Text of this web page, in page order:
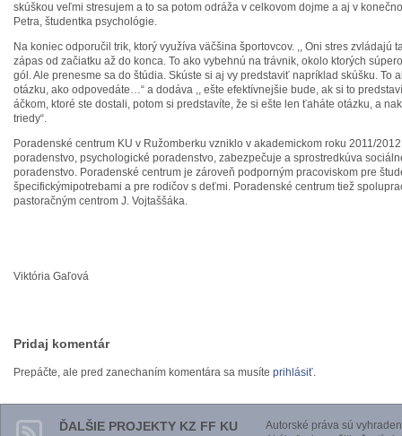
skúškou veľmi stresujem a to sa potom odráža v celkovom dojme a aj v
Petra, študentka psychológie.
Na koniec odporučil trik, ktorý využíva väčšina športovcov. ,, Oni stres zvládajú
zápas od začiatku až do konca. To ako vybehnú na trávnik, okolo ktorých
gól. Ale prenesme sa do štúdia. Skúste si aj vy predstaviť napríklad skúšku. To
otázku, ako odpovedáte…“ a dodáva ,, ešte efektívnejšie bude, ak si to
áčkom, ktoré ste dostali, potom si predstavíte, že si ešte len ťaháte otázku, a
triedy“.
Poradenské centrum KU v Ružomberku vzniklo v akademickom roku 2011/
poradenstvo, psychologické poradenstvo, zabezpečuje a sprostredkúva
poradenstvo. Poradenské centrum je zároveň podporným pracoviskom pre
špecifickýmipotrebami a pre rodičov s deťmi. Poradenské centrum tiež
pastoračným centrom J. Vojtaššáka.
Viktória Gaľová
Pridaj komentár
Prepáčte, ale pred zanechaním komentára sa musíte prihlásiť.
ĎALŠIE PROJEKTY KZ FF KU
Autorské práva sú